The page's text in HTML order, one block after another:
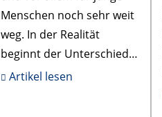
Menschen noch sehr weit
weg. In der Realität
beginnt der Unterschied
jedoch viel früher: nämlich
Artikel lesen